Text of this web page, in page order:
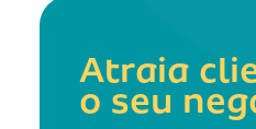
Atraia
o seu